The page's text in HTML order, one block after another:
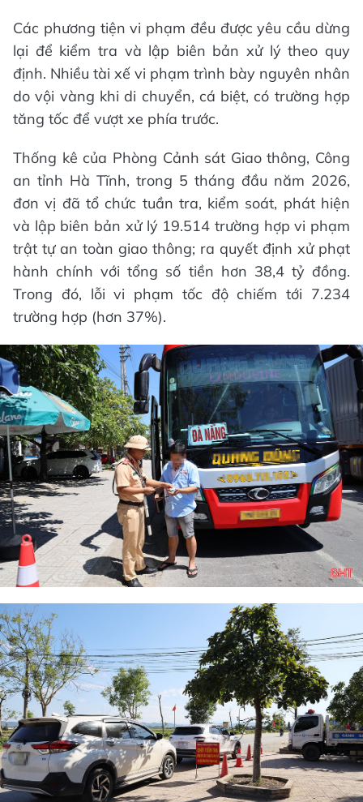
Các phương tiện vi phạm đều được yêu cầu dừng
lại để kiểm tra và lập biên bản xử lý theo quy
định. Nhiều tài xế vi phạm trình bày nguyên nhân
do vội vàng khi di chuyển, cá biệt, có trường hợp
tăng tốc để vượt xe phía trước.
Thống kê của Phòng Cảnh sát Giao thông, Công
an tỉnh Hà Tĩnh, trong 5 tháng đầu năm 2026,
đơn vị đã tổ chức tuần tra, kiểm soát, phát hiện
và lập biên bản xử lý 19.514 trường hợp vi phạm
trật tự an toàn giao thông; ra quyết định xử phạt
hành chính với tổng số tiền hơn 38,4 tỷ đồng.
Trong đó, lỗi vi phạm tốc độ chiếm tới 7.234
trường hợp (hơn 37%).